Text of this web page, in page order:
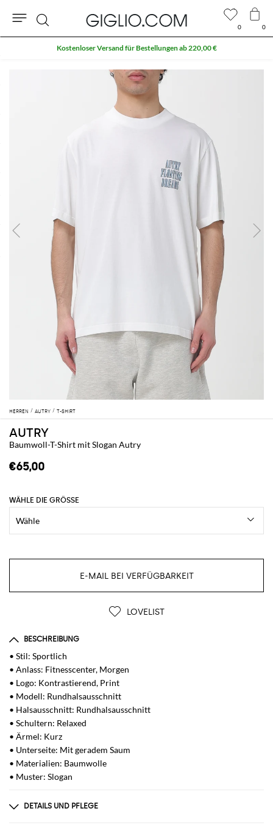
HERREN AUTRY T-SHIRT
AUTRY
Baumwoll-T-Shirt mit Slogan Autry
€65,00
WÄHLE DIE GRÖSSE
E-MAIL BEI VERFÜGBARKEIT
LOVELIST
BESCHREIBUNG
• Stil: Sportlich
• Anlass: Fitnesscenter, Morgen
• Logo: Kontrastierend, Print
• Modell: Rundhalsausschnitt
• Halsausschnitt: Rundhalsausschnitt
• Schultern: Relaxed
• Ärmel: Kurz
• Unterseite: Mit geradem Saum
• Materialien: Baumwolle
• Muster: Slogan
DETAILS UND PFLEGE
0 0
Suche
Kostenloser Versand für Bestellungen ab 220,00 €